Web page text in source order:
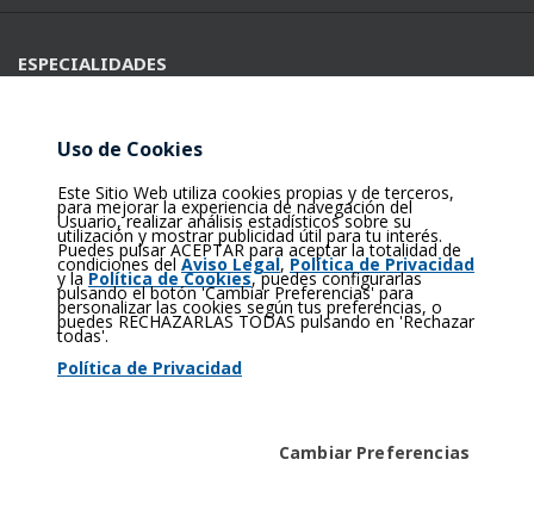
ESPECIALIDADES
ÚLTIMAS NOTICIAS
Incorporación del Láser diodo a Medicina Estética
Nuevo caso de éxito demedISbell:
30 kg. menos en 6 meses
Uso de Cookies
Este Sitio Web utiliza cookies propias y de terceros,
para mejorar la experiencia de navegación del
Usuario, realizar análisis estadísticos sobre su
utilización y mostrar publicidad útil para tu interés.
Puedes pulsar ACEPTAR para aceptar la totalidad de
condiciones delAviso Legal, Política de Privacidad
y laPolítica de Cookies, puedes configurarlas
pulsando el botón 'Cambiar Preferencias' para
personalizar las cookies según tus preferencias, o
puedes RECHAZARLAS TODAS pulsando en 'Rechazar
todas'.
Política de Privacidad
Cambiar Preferencias